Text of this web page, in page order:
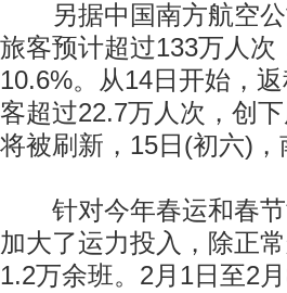
另据中国南方航空公
旅客预计超过133万人
10.6%。从14日开始，
客超过22.7万人次，创
将被刷新，15日(初六)
针对今年春运和春节
加大了运力投入，除正
1.2万余班。2月1日至2